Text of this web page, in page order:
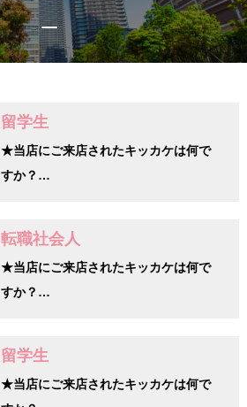
留学生
★当店にご来店されたキッカケは何で
すか？…
転職社会人
★当店にご来店されたキッカケは何で
すか？…
留学生
★当店にご来店されたキッカケは何で